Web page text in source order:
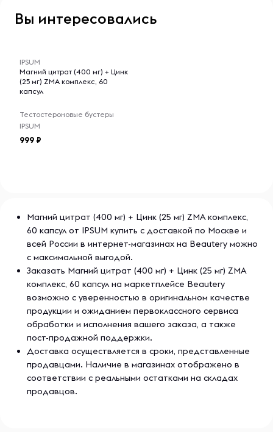
Вы интересовались
IPSUM
Магний цитрат (400 мг) + Цинк
(25 мг) ZMA комплекс, 60
капсул
Тестостероновые бустеры
IPSUM
999
Магний цитрат (400 мг) + Цинк (25 мг) ZMA комплекс,
60 капсул от IPSUM купить с доставкой по Москве и
всей России в интернет-магазинах на Beautery можно
с максимальной выгодой.
Заказать Магний цитрат (400 мг) + Цинк (25 мг) ZMA
комплекс, 60 капсул на маркетплейсе Beautery
возможно с уверенностью в оригинальном качестве
продукции и ожиданием первоклассного сервиса
обработки и исполнения вашего заказа, а также
пост-продажной поддержки.
Доставка осуществляется в сроки, представленные
продавцами. Наличие в магазинах отображено в
соответствии с реальными остатками на складах
продавцов.